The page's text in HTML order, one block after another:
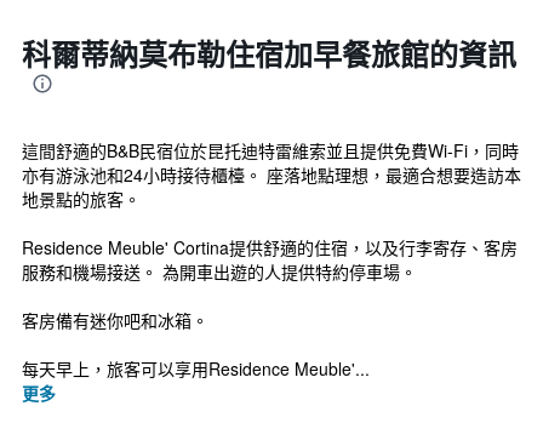
科爾蒂納莫布勒住宿加早餐旅館的資訊
這間舒適的B&B民宿位於昆托迪特雷維索並且提供免費Wi-Fi，同時
亦有游泳池和24小時接待櫃檯。 座落地點理想，最適合想要造訪本
地景點的旅客。
Residence Meuble' Cortina提供舒適的住宿，以及行李寄存、客房
服務和機場接送。 為開車出遊的人提供特約停車場。
客房備有迷你吧和冰箱。
每天早上，旅客可以享用Residence Meuble'...
更多